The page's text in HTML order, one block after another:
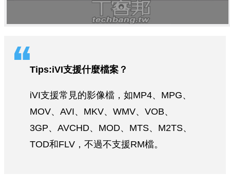
Tips:iVI支援什麼檔案？
iVI支援常見的影像檔，如MP4、MPG、
MOV、AVI、MKV、WMV、VOB、
3GP、AVCHD、MOD、MTS、M2TS、
TOD和FLV，不過不支援RM檔。